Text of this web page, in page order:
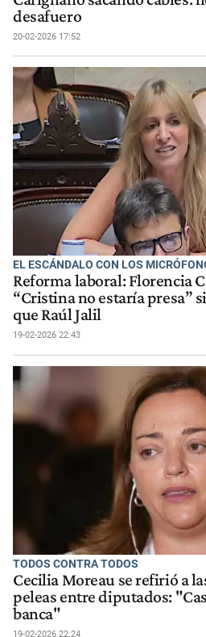
desafuero
20-02-2026 17:52
EL ESCÁNDALO CON LOS
Reforma laboral: Florencia
“Cristina no estaría presa”
que Raúl Jalil
19-02-2026 22:43
TODOS CONTRA TODOS
Cecilia Moreau se refirió a
peleas entre diputados:
banca"
19-02-2026 22:24